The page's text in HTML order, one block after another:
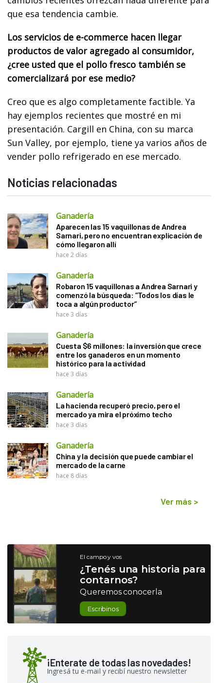
que esa tendencia cambie.
Los servicios de e-commerce hacen llegar
productos de valor agregado al consumidor,
¿cree usted que el pollo fresco también se
comercializará por ese medio?
Creo que es algo completamente factible. Ya
hay ejemplos recientes que mostré en mi
presentación. Cargill en China, con su marca
Sun Valley, por ejemplo, tiene ya varios años de
vender pollo refrigerado en ese mercado.
Noticias relacionadas
Ganadería
Aparecen las 15 vaquillonas de Andrea
Sarnari, pero no encuentran explicación de
cómo llegaron allí
hace 2 días
Ganadería
Robaron 15 vaquillonas a Andrea Sarnari y
comenzó la búsqueda: “Todos los días le
toca a algún productor”
hace 3 días
Ganadería
Cuesta $6 millones: la inversión que crece
entre los ganaderos en un momento
histórico para la actividad
hace 3 días
Ganadería
La hacienda recuperó precio, pero el
mercado ya mira el próximo techo
hace 3 días
Ganadería
China y la decisión que puede cambiar el
mercado de la carne
hace 8 días
Ver más >
El campo y vos
¿Tenés una historia para
contarnos?
Queremos conocerla
Escribinos
¡Enterate de todas las novedades!
Ingresá tu e-mail y recibí nuestro newsletter